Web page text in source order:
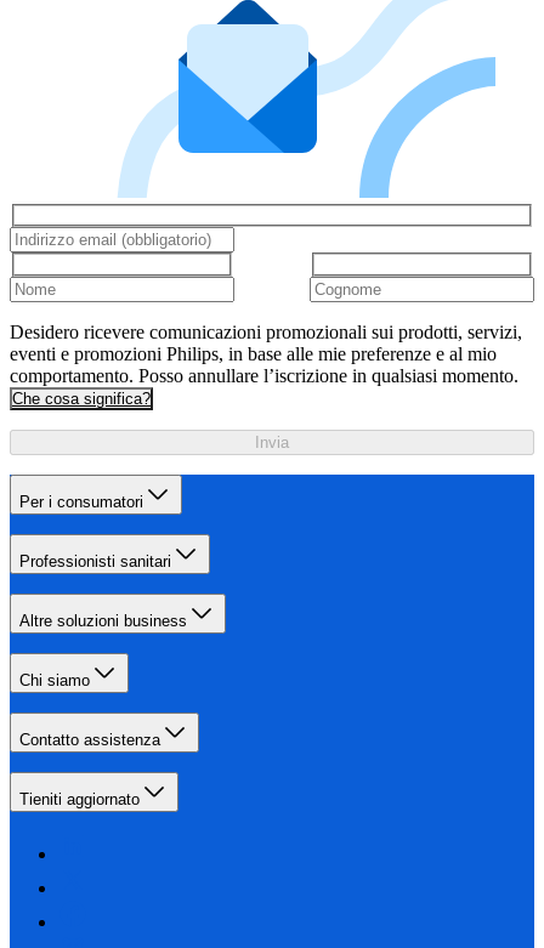
Desidero ricevere comunicazioni promozionali sui prodotti, servizi,
eventi e promozioni Philips, in base alle mie preferenze e al mio
comportamento. Posso annullare l’iscrizione in qualsiasi momento.
Che cosa significa?
Invia
Per i consumatori
Professionisti sanitari
Altre soluzioni business
Chi siamo
Contatto assistenza
Tieniti aggiornato